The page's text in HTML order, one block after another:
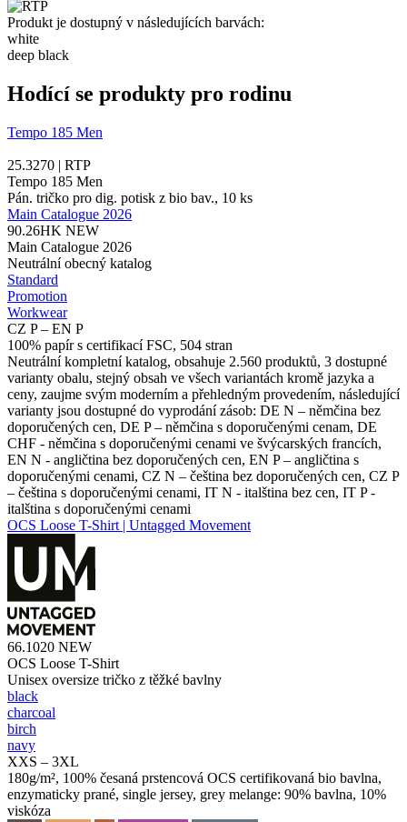
Produkt je dostupný v následujících barvách:
white
deep black
Hodící se produkty pro rodinu
Tempo 185 Men
25.3270 | RTP
Tempo 185 Men
Pán. tričko pro dig. potisk z bio bav., 10 ks
Main Catalogue 2026
90.26HK NEW
Main Catalogue 2026
Neutrální obecný katalog
Standard
Promotion
Workwear
CZ P – EN P
100% papír s certifikací FSC, 504 stran
Neutrální kompletní katalog, obsahuje 2.560 produktů, 3 dostupné
varianty obalu, stejný obsah ve všech variantách kromě jazyka a
ceny, zaujme svým moderním a přehledným provedením, následující
varianty jsou dostupné do vyprodání zásob: DE N – němčina bez
doporučených cen, DE P – němčina s doporučenými cenam, DE
CHF - němčina s doporučenými cenami ve švýcarských francích,
EN N - angličtina bez doporučených cen, EN P – angličtina s
doporučenými cenami, CZ N – čeština bez doporučených cen, CZ P
– čeština s doporučenými cenami, IT N - italština bez cen, IT P -
italština s doporučenými cenami
OCS Loose T-Shirt | Untagged Movement
66.1020 NEW
OCS Loose T-Shirt
Unisex oversize tričko z těžké bavlny
black
charcoal
birch
navy
XXS – 3XL
180g/m², 100% česaná prstencová OCS certifikovaná bio bavlna,
enzymaticky prané, single jersey, grey melange: 90% bavlna, 10%
viskóza